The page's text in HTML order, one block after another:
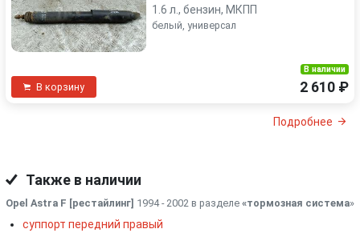
1.6 л., бензин, МКПП
белый, универсал
В корзину
В наличии
2 610 ₽
Подробнее
Также в наличии
Opel Astra F [рестайлинг] 1994 - 2002 в разделе «тормозная система»
суппорт передний правый